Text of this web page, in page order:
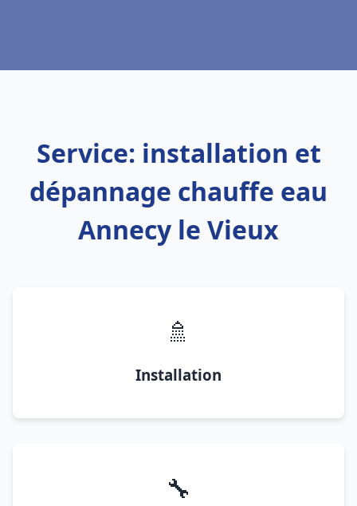
Service: installation et
dépannage chauffe eau
Annecy le Vieux
🚿
Installation
🔧